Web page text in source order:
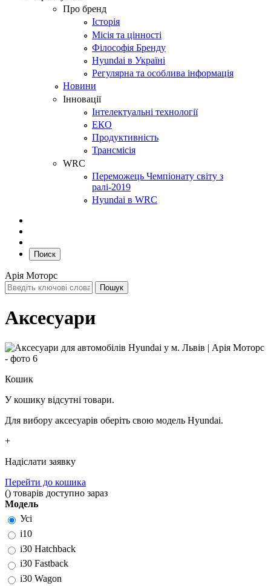
Про бренд
Історія
Місія та цінності
Філософія Бренду
Hyundai в Україні
Регулярна та особлива інформація
Новини
Інновації
Інтелектуальні технології
ЕКО
Продуктивність
Трансмісія
WRC
Переможець Чемпіонату світу з
ралі-2019
Hyundai в WRC
Поиск
Арія Моторс
Аксесуари
Кошик
У кошику відсутні товари.
Для вибору аксесуарів оберіть свою модель Hyundai.
+
Надіслати заявку
Перейти до кошика
() товарів доступно зараз
Модель
Усі
i10
i30 Hatchback
i30 Fastback
i30 Wagon